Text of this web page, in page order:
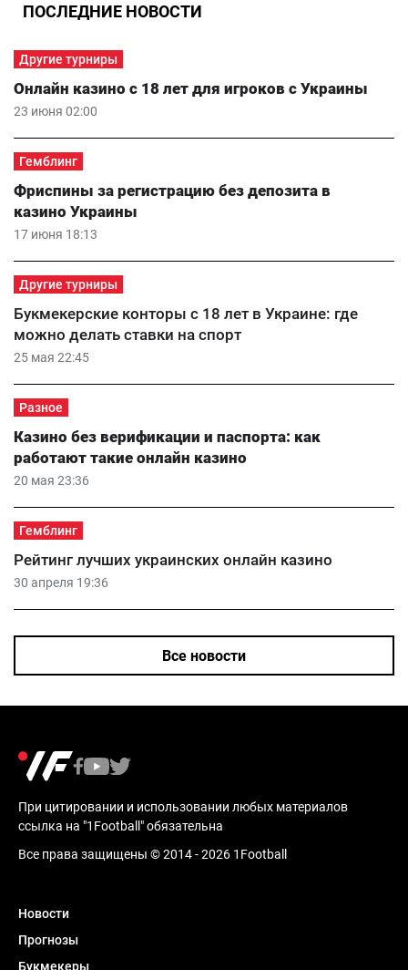
ПОСЛЕДНИЕ НОВОСТИ
Другие турниры
23 июня 02:00
Онлайн казино с 18 лет для игроков с Украины
Гемблинг
17 июня 18:13
Фриспины за регистрацию без депозита в
казино Украины
Другие турниры
25 мая 22:45
Букмекерские конторы с 18 лет в Украине: где
можно делать ставки на спорт
Разное
20 мая 23:36
Казино без верификации и паспорта: как
работают такие онлайн казино
Гемблинг
30 апреля 19:36
Рейтинг лучших украинских онлайн казино
Все новости
При цитировании и использовании любых материалов
ссылка на "1Football" обязательна
Все права защищены © 2014 - 2026 1Football
Новости
Прогнозы
Букмекеры